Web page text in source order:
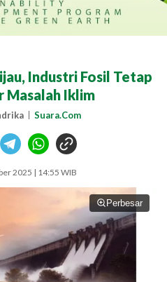
Industri Fosil Tetap
Masalah Iklim
Suara.Com
2025 | 14:55 WIB
Perbesar